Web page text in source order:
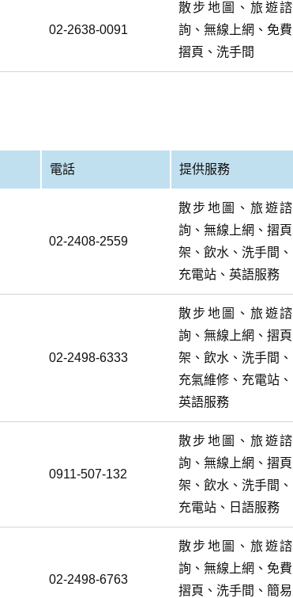
02-2638-0091
散步地圖、旅遊諮
詢、無線上網、免費
摺頁、洗手間
電話 提供服務
02-2408-2559
散步地圖、旅遊諮
詢、無線上網、摺頁
架、飲水、洗手間、
充電站、英語服務
02-2498-6333
散步地圖、旅遊諮
詢、無線上網、摺頁
架、飲水、洗手間、
充氣維修、充電站、
英語服務
0911-507-132
散步地圖、旅遊諮
詢、無線上網、摺頁
架、飲水、洗手間、
充電站、日語服務
02-2498-6763
散步地圖、旅遊諮
詢、無線上網、免費
摺頁、洗手間、簡易